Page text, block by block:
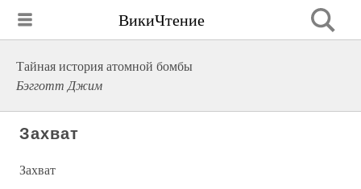
ВикиЧтение
Тайная история атомной бомбы
Бэгготт Джим
Захват
Захват